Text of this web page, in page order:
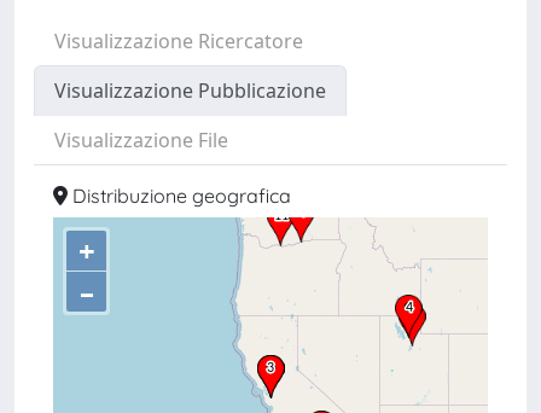
Visualizzazione Ricercatore
Visualizzazione Pubblicazione
Visualizzazione File
Distribuzione geografica
+
–